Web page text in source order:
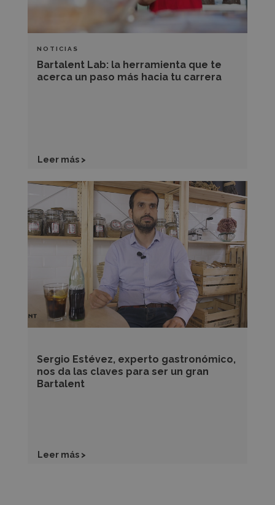
NOTICIAS
Bartalent Lab: la herramienta que te
acerca un paso más hacia tu carrera
hacia
Leer más >
Sergio Estévez, experto gastronómico,
nos da las claves para ser un gran
Bartalent
Sergio
Estévez,
experto
gastronómico,
claves
para
un
gran
Bartalent
Leer más >